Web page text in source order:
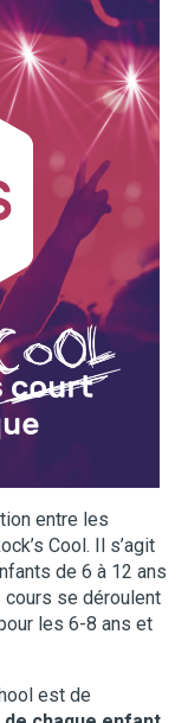
entre les
Cool. Il s’agit
de 6 à 12 ans
cours se déroulent
les 6-8 ans et
est de